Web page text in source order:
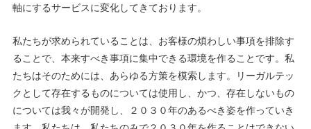
軸にするサービスに変化してきております。
私たちが求められていることは、お客様の煩わしい事項を排除す
ることで、本来すべき事項に集中できる環境を作ることです。私
たちはそのためには、あらゆる方策を模索します。リーガルテッ
クとして存在するものについては使用し、かつ、存在しないもの
については我々が開発し、２０３０年のあるべき姿を作っていき